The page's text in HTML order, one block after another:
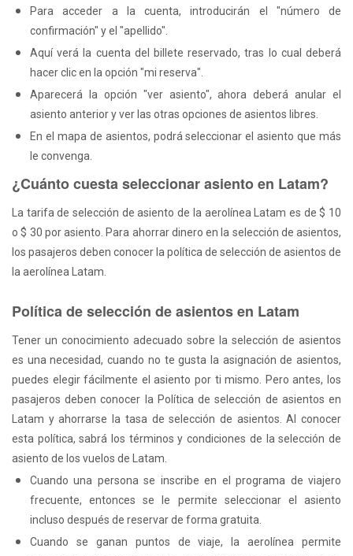
Para acceder a la cuenta, introducirán el "número de
confirmación" y el "apellido".
Aquí verá la cuenta del billete reservado, tras lo cual deberá
hacer clic en la opción "mi reserva".
Aparecerá la opción "ver asiento", ahora deberá anular el
asiento anterior y ver las otras opciones de asientos libres.
En el mapa de asientos, podrá seleccionar el asiento que más
le convenga.
¿Cuánto cuesta seleccionar asiento en Latam?
La tarifa de selección de asiento de la aerolínea Latam es de $ 10
o $ 30 por asiento. Para ahorrar dinero en la selección de asientos,
los pasajeros deben conocer la política de selección de asientos de
la aerolínea Latam.
Política de selección de asientos en Latam
Tener un conocimiento adecuado sobre la selección de asientos
es una necesidad, cuando no te gusta la asignación de asientos,
puedes elegir fácilmente el asiento por ti mismo. Pero antes, los
pasajeros deben conocer la Política de selección de asientos en
Latam y ahorrarse la tasa de selección de asientos. Al conocer
esta política, sabrá los términos y condiciones de la selección de
asiento de los vuelos de Latam.
Cuando una persona se inscribe en el programa de viajero
frecuente, entonces se le permite seleccionar el asiento
incluso después de reservar de forma gratuita.
Cuando se ganan puntos de viaje, la aerolínea permite